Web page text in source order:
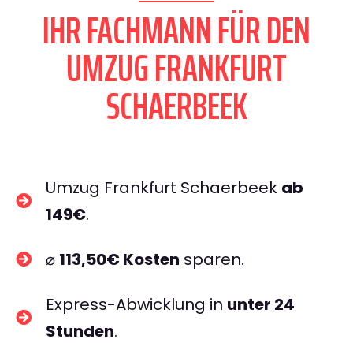
IHR FACHMANN FÜR DEN
UMZUG FRANKFURT
SCHAERBEEK
Umzug Frankfurt Schaerbeek ab
149€.
⌀ 113,50€ Kosten sparen.
Express-Abwicklung in unter 24
Stunden.